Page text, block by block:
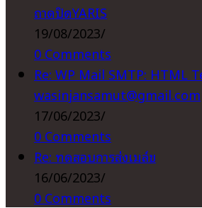
ถาดปิดYARIS
19/08/2023/
0 Comments
Re: WP Mail SMTP: HTML
wasinjansamut@gmail.com
17/06/2023/
0 Comments
Re: ทดสอบการส่งเมล์ข
16/06/2023/
0 Comments